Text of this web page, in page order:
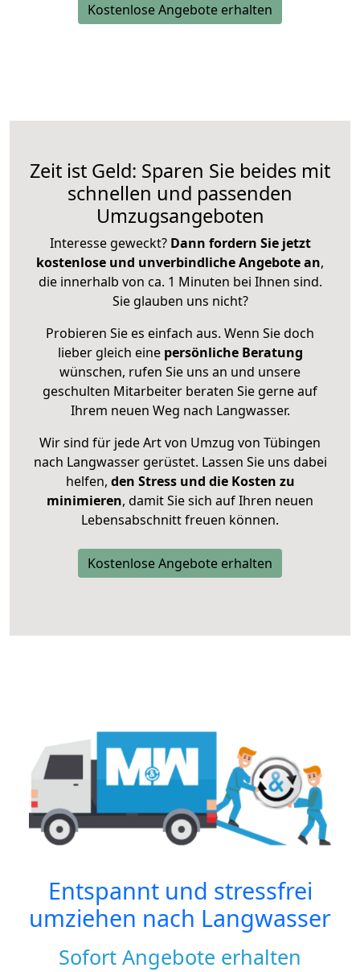
Kostenlose Angebote erhalten
Zeit ist Geld: Sparen Sie beides mit
schnellen und passenden
Umzugsangeboten
Interesse geweckt? Dann fordern Sie jetzt
kostenlose und unverbindliche Angebote an,
die innerhalb von ca. 1 Minuten bei Ihnen sind.
Sie glauben uns nicht?
Probieren Sie es einfach aus. Wenn Sie doch
lieber gleich eine persönliche Beratung
wünschen, rufen Sie uns an und unsere
geschulten Mitarbeiter beraten Sie gerne auf
Ihrem neuen Weg nach Langwasser.
Wir sind für jede Art von Umzug von Tübingen
nach Langwasser gerüstet. Lassen Sie uns dabei
helfen, den Stress und die Kosten zu
minimieren, damit Sie sich auf Ihren neuen
Lebensabschnitt freuen können.
Kostenlose Angebote erhalten
Entspannt und stressfrei
umziehen nach Langwasser
Sofort Angebote erhalten